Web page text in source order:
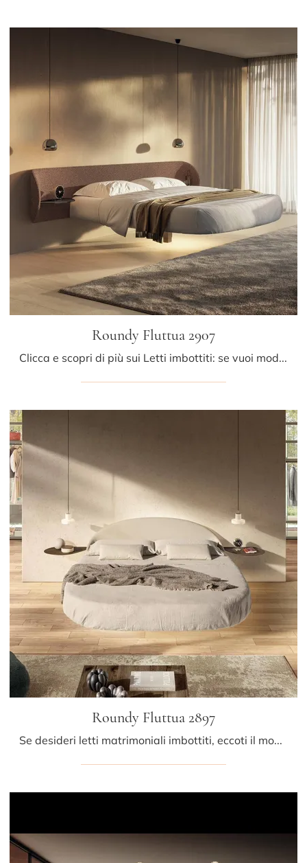
Roundy Fluttua 2907
Clicca e scopri di più sui Letti imbottiti: se vuoi modelli matrimoniali design, il modello Roundy Fluttua 2907 Lago fa per te.
Roundy Fluttua 2897
Se desideri letti matrimoniali imbottiti, eccoti il modello Roundy Fluttua 2897 in pelle per impreziosire la camera da letto.